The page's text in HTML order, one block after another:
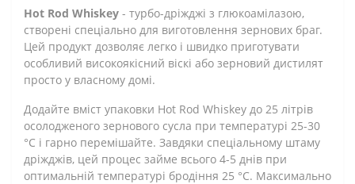
Hot Rod Whiskey - турбо-дріжджі з глюкоамілазою,
створені спеціально для виготовлення зернових браг.
Цей продукт дозволяє легко і швидко приготувати
особливий високоякісний віскі або зерновий дистилят
просто у власному домі.
Додайте вміст упаковки Hot Rod Whiskey до 25 літрів
осолодженого зернового сусла при температурі 25-30
°С і гарно перемішайте. Завдяки спеціальному штаму
дріжджів, цей процес займе всього 4-5 днів при
оптимальній температурі бродіння 25 °С. Максимально